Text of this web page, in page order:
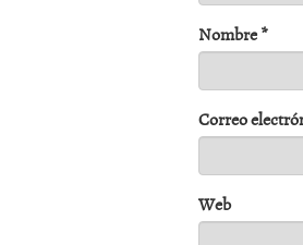
Nombre*
Correo
Web